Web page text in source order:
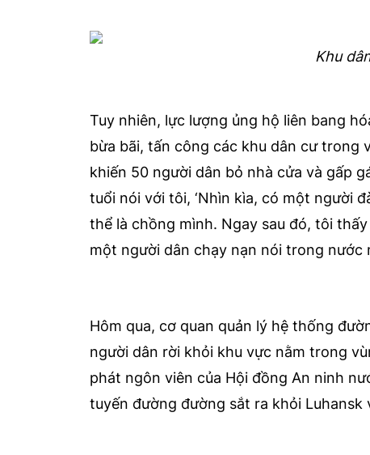
Khu
Tuy nhiên, lực lượng ủng hộ liên bang
bừa bãi, tấn công các khu dân cư trong
khiến 50 người dân bỏ nhà cửa và gấp
tuổi nói với tôi, ‘Nhìn kìa, có một người
thể là chồng mình. Ngay sau đó, tôi
một người dân chạy nạn nói trong nước
Hôm qua, cơ quan quản lý hệ thống
người dân rời khỏi khu vực nằm trong
phát ngôn viên của Hội đồng An ninh
tuyến đường đường sắt ra khỏi